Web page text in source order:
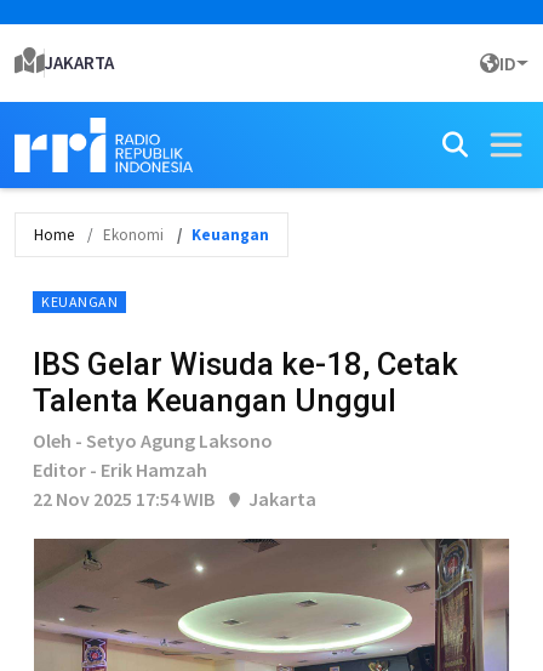
JAKARTA ID
Home Ekonomi Keuangan
KEUANGAN
IBS Gelar Wisuda ke-18, Cetak
Talenta Keuangan Unggul
Oleh - Setyo Agung Laksono
Editor - Erik Hamzah
22 Nov 2025 17:54 WIB
Jakarta